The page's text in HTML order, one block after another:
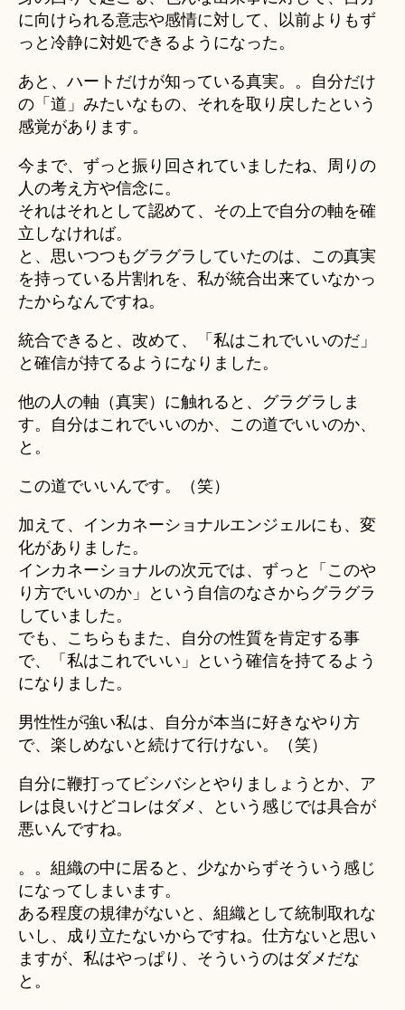
に向けられる意志や感情に対して、以前よりもず
っと冷静に対処できるようになった。
あと、ハートだけが知っている真実。。自分だけ
の「道」みたいなもの、それを取り戻したという
感覚があります。
今まで、ずっと振り回されていましたね、周りの
人の考え方や信念に。
それはそれとして認めて、その上で自分の軸を確
立しなければ。
と、思いつつもグラグラしていたのは、この真実
を持っている片割れを、私が統合出来ていなかっ
たからなんですね。
統合できると、改めて、「私はこれでいいのだ」
と確信が持てるようになりました。
他の人の軸（真実）に触れると、グラグラしま
す。自分はこれでいいのか、この道でいいのか、
と。
この道でいいんです。（笑）
加えて、インカネーショナルエンジェルにも、変
化がありました。
インカネーショナルの次元では、ずっと「このや
り方でいいのか」という自信のなさからグラグラ
していました。
でも、こちらもまた、自分の性質を肯定する事
で、「私はこれでいい」という確信を持てるよう
になりました。
男性性が強い私は、自分が本当に好きなやり方
で、楽しめないと続けて行けない。（笑）
自分に鞭打ってビシバシとやりましょうとか、ア
レは良いけどコレはダメ、という感じでは具合が
悪いんですね。
。。組織の中に居ると、少なからずそういう感じ
になってしまいます。
ある程度の規律がないと、組織として統制取れな
いし、成り立たないからですね。仕方ないと思い
ますが、私はやっぱり、そういうのはダメだな
と。